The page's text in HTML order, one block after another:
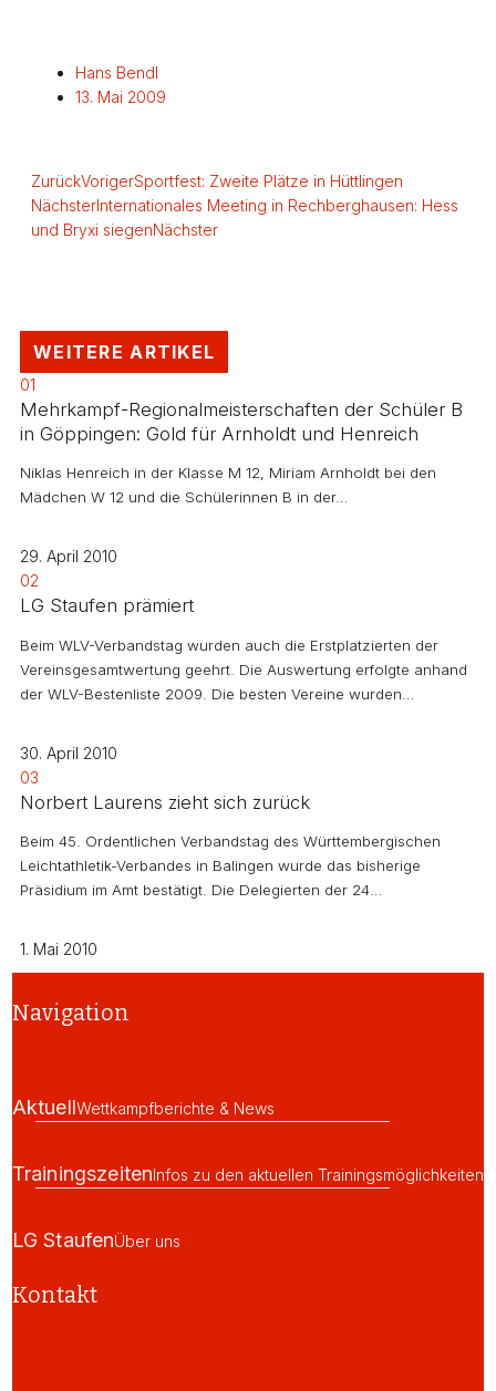
Hans Bendl
13. Mai 2009
ZurückVorigerSportfest: Zweite Plätze in Hüttlingen
NächsterInternationales Meeting in Rechberghausen: Hess
und Bryxi siegenNächster
WEITERE ARTIKEL
01
Mehrkampf-Regionalmeisterschaften der Schüler B
in Göppingen: Gold für Arnholdt und Henreich
Niklas Henreich in der Klasse M 12, Miriam Arnholdt bei den
Mädchen W 12 und die Schülerinnen B in der…
29. April 2010
02
LG Staufen prämiert
Beim WLV-Verbandstag wurden auch die Erstplatzierten der
Vereinsgesamtwertung geehrt. Die Auswertung erfolgte anhand
der WLV-Bestenliste 2009. Die besten Vereine wurden…
30. April 2010
03
Norbert Laurens zieht sich zurück
Beim 45. Ordentlichen Verbandstag des Württembergischen
Leichtathletik-Verbandes in Balingen wurde das bisherige
Präsidium im Amt bestätigt. Die Delegierten der 24…
1. Mai 2010
Navigation
AktuellWettkampfberichte & News
TrainingszeitenInfos zu den aktuellen Trainingsmöglichkeiten
LG StaufenÜber uns
Kontakt